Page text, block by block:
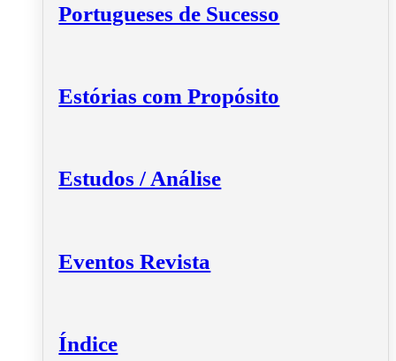
Portugueses de Sucesso
Estórias com Propósito
Estudos / Análise
Eventos Revista
Índice